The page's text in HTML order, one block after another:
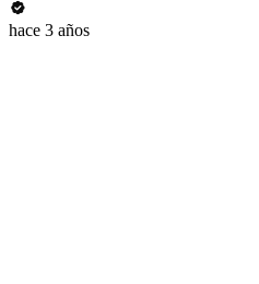
hace 3 años